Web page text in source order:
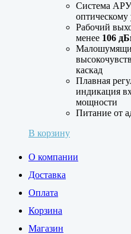
Система
Рабочий
менее 106
каскад
Плавная
индикация
мощности
Питание от
В корзину
О компании
Доставка
Оплата
Корзина
Магазин